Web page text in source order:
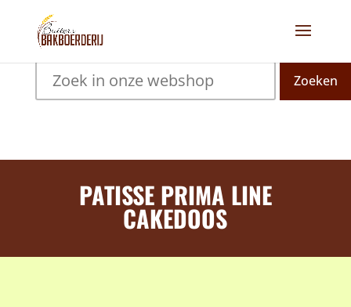
Zoeken
PATISSE PRIMA LINE
CAKEDOOS